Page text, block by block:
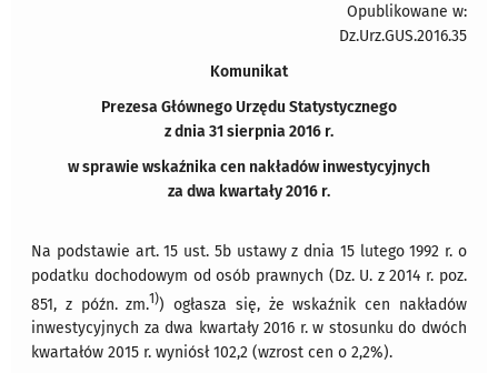
Opublikowane w:
Dz.Urz.GUS.2016.35
Komunikat
Prezesa Głównego Urzędu Statystycznego
z dnia 31 sierpnia 2016 r.
w sprawie wskaźnika cen nakładów inwestycyjnych
za dwa kwartały 2016 r.
Na podstawie art. 15 ust. 5b ustawy z dnia 15 lutego 1992 r. o
podatku dochodowym od osób prawnych (Dz. U. z 2014 r. poz.
851, z późn. zm.1)) ogłasza się, że wskaźnik cen nakładów
inwestycyjnych za dwa kwartały 2016 r. w stosunku do dwóch
kwartałów 2015 r. wyniósł 102,2 (wzrost cen o 2,2%).